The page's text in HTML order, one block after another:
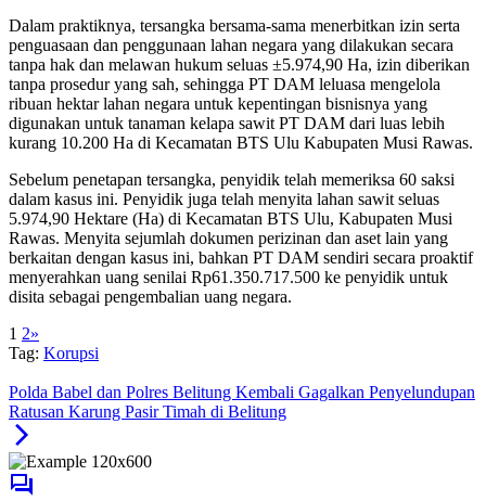
Dalam praktiknya, tersangka bersama-sama menerbitkan izin serta
penguasaan dan penggunaan lahan negara yang dilakukan secara
tanpa hak dan melawan hukum seluas ±5.974,90 Ha, izin diberikan
tanpa prosedur yang sah, sehingga PT DAM leluasa mengelola
ribuan hektar lahan negara untuk kepentingan bisnisnya yang
digunakan untuk tanaman kelapa sawit PT DAM dari luas lebih
kurang 10.200 Ha di Kecamatan BTS Ulu Kabupaten Musi Rawas.
Sebelum penetapan tersangka, penyidik telah memeriksa 60 saksi
dalam kasus ini. Penyidik juga telah menyita lahan sawit seluas
5.974,90 Hektare (Ha) di Kecamatan BTS Ulu, Kabupaten Musi
Rawas. Menyita sejumlah dokumen perizinan dan aset lain yang
berkaitan dengan kasus ini, bahkan PT DAM sendiri secara proaktif
menyerahkan uang senilai Rp61.350.717.500 ke penyidik untuk
disita sebagai pengembalian uang negara.
1 2»
Tag: Korupsi
Polda Babel dan Polres Belitung Kembali Gagalkan Penyelundupan
Ratusan Karung Pasir Timah di Belitung